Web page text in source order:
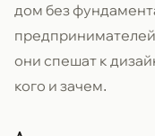
дом без
они спешат к
кого и зачем.